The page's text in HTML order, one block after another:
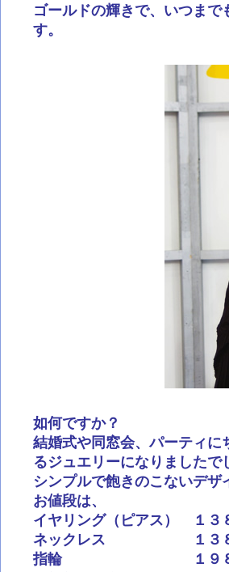
ゴールドの輝きで、いつま
す。
如何ですか？
結婚式や同窓会、パーティに
るジュエリーになりましたで
シンプルで飽きのこないデ
お値段は、
イヤリング（ピアス） １３
ネックレス １３８,
指輪 １９８,０